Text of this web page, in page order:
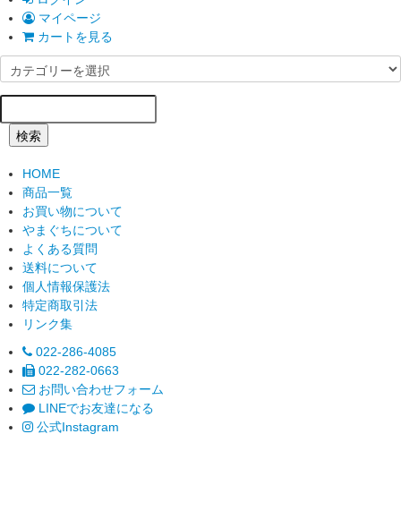
マイページ
カートを見る
検索
HOME
商品一覧
お買い物について
やまぐちについて
よくある質問
送料について
個人情報保護法
特定商取引法
リンク集
022-286-4085
022-282-0663
お問い合わせフォーム
LINEでお友達になる
公式Instagram